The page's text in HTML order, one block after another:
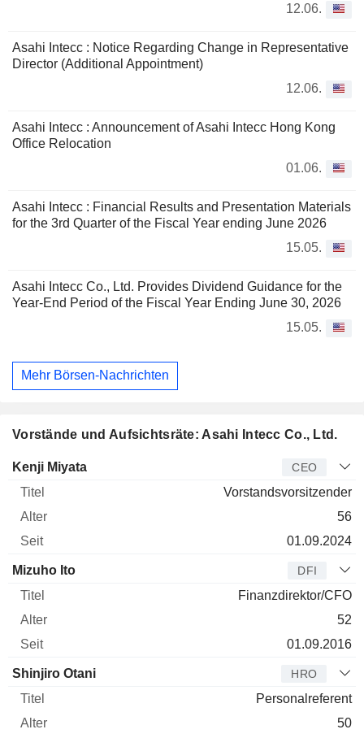
12.06.
Asahi Intecc : Notice Regarding Change in Representative
Director (Additional Appointment)
12.06.
Asahi Intecc : Announcement of Asahi Intecc Hong Kong
Office Relocation
01.06.
Asahi Intecc : Financial Results and Presentation Materials
for the 3rd Quarter of the Fiscal Year ending June 2026
15.05.
Asahi Intecc Co., Ltd. Provides Dividend Guidance for the
Year-End Period of the Fiscal Year Ending June 30, 2026
15.05.
Mehr Börsen-Nachrichten
Vorstände und Aufsichtsräte: Asahi Intecc Co., Ltd.
Manager Titel
Kenji Miyata CEO
Vorstandsvorsitzender
56
01.09.2024
Mizuho Ito DFI
Finanzdirektor/CFO
52
01.09.2016
Shinjiro Otani HRO
Personalreferent
50